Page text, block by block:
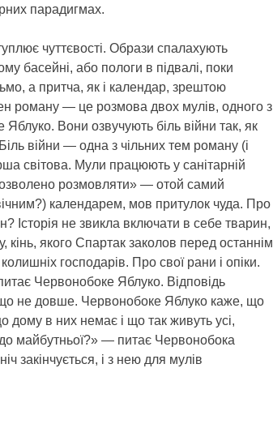
парадигмах.
чуттєвості. Образи спалахують
басейні, або пологи в підвалі, поки
а притча, як і календар, зрештою
роману — це розмова двох мулів, одного з
Вони озвучують біль війни так, як
війни — одна з чільних тем роману (і
світова. Мули працюють у санітарній
дозволено розмовляти» — отой самий
календарем, мов притулок чуда. Про
Історія не звикла включати в себе тварин,
якого Спартак заколов перед останнім
господарів. Про свої рани і опіки.
Червонобоке Яблуко. Відповідь
не довше. Червонобоке Яблуко каже, що
дому в них немає і що так живуть усі,
майбутньої?» — питає Червонобока
закінчується, і з нею для мулів